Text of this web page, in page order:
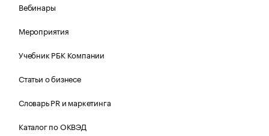
Вебинары
Мероприятия
Учебник РБК Компании
Статьи о бизнесе
Словарь PR и маркетинга
Каталог по ОКВЭД